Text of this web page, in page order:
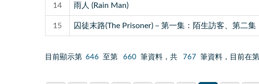
14 雨人 (Rain Man)
15 囚徒末路(The Prisoner)－第一集：陌生訪客、第二集
目前顯示第 646 至第 660 筆資料，共 767 筆資料，目前在第